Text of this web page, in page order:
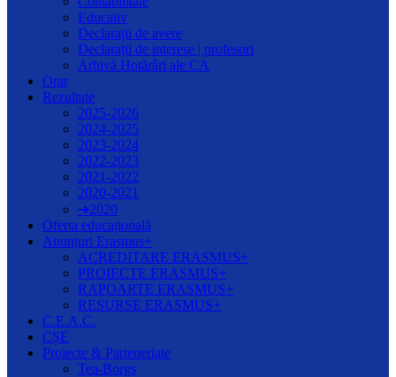
Educativ
Declarații de avere
Declarații de interese | profesori
Arhivă Hotărâri ale CA
Orar
Rezultate
2025-2026
2024-2025
2023-2024
2022-2023
2021-2022
2020-2021
➔2020
Oferta educațională
Anunțuri Erasmus+
ACREDITARE ERASMUS+
PROIECTE ERASMUS+
RAPOARTE ERASMUS+
RESURSE ERASMUS+
C.E.A.C.
CȘE
Proiecte & Parteneriate
Tea-Borgs